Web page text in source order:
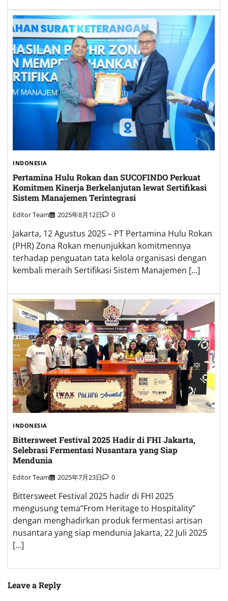
INDONESIA
Pertamina Hulu Rokan dan SUCOFINDO Perkuat
Komitmen Kinerja Berkelanjutan lewat Sertifikasi
Sistem Manajemen Terintegrasi
Editor Team 2025年8月12日 0
Jakarta, 12 Agustus 2025 – PT Pertamina Hulu Rokan
(PHR) Zona Rokan menunjukkan komitmennya
terhadap penguatan tata kelola organisasi dengan
kembali meraih Sertifikasi Sistem Manajemen […]
INDONESIA
Bittersweet Festival 2025 Hadir di FHI Jakarta,
Selebrasi Fermentasi Nusantara yang Siap
Mendunia
Editor Team 2025年7月23日 0
Bittersweet Festival 2025 hadir di FHI 2025
mengusung tema“From Heritage to Hospitality”
dengan menghadirkan produk fermentasi artisan
nusantara yang siap mendunia Jakarta, 22 Juli 2025
[…]
Leave a Reply